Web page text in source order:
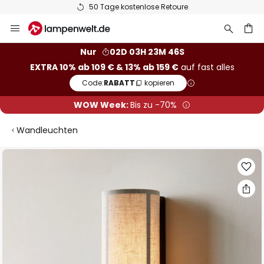
Europas größte Markenauswahl
Inhalt
Nur
02D 03H 23M 46S
EXTRA 10% ab 109 € & 13% ab 159 €auf fast alles
Code:RABATT kopieren
WOW Week:Bis zu -70%
Wandleuchten
Zum